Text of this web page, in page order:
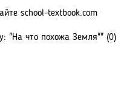
school-textbook.com
"На что похожа Земля"" (0)